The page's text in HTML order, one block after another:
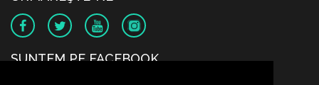
SUNTEM PE FACEBOOK